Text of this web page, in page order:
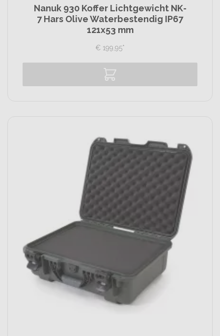
Nanuk 930 Koffer Lichtgewicht NK-
7 Hars Olive Waterbestendig IP67
121x53 mm
€ 199, 95*